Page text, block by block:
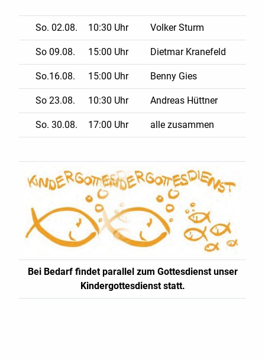
So. 02.08. 10:30 Uhr Volker Sturm
So 09.08. 15:00 Uhr Dietmar Kranefeld
So.16.08. 15:00 Uhr Benny Gies
So 23.08. 10:30 Uhr Andreas Hüttner
So. 30.08. 17:00 Uhr alle zusammen
Bei Bedarf findet parallel zum Gottesdienst unser
Kindergottesdienst statt.